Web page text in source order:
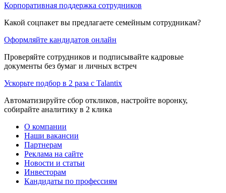
Корпоративная поддержка сотрудников
Какой соцпакет вы предлагаете семейным сотрудникам?
Оформляйте кандидатов онлайн
Проверяйте сотрудников и подписывайте кадровые
документы без бумаг и личных встреч
Ускорьте подбор в 2 раза с Talantix
Автоматизируйте сбор откликов, настройте воронку,
собирайте аналитику в 2 клика
О компании
Наши вакансии
Партнерам
Реклама на сайте
Новости и статьи
Инвесторам
Кандидаты по профессиям